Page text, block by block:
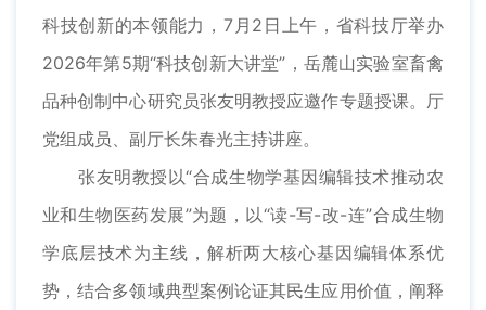
科技创新的本领能力，7月2日上午，省科技厅举办
2026年第5期“科技创新大讲堂”，岳麓山实验室畜禽
品种创制中心研究员张友明教授应邀作专题授课。厅
党组成员、副厅长朱春光主持讲座。
张友明教授以“合成生物学基因编辑技术推动农
业和生物医药发展”为题，以“读-写-改-连”合成生物
学底层技术为主线，解析两大核心基因编辑体系优
势，结合多领域典型案例论证其民生应用价值，阐释